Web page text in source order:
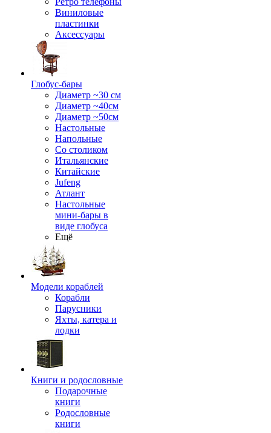
Виниловые
пластинки
Аксессуары
Глобус-бары
Диаметр ~30 см
Диаметр ~40см
Диаметр ~50см
Настольные
Напольные
Со столиком
Итальянские
Китайские
Jufeng
Атлант
Настольные
мини-бары в
виде глобуса
Ещё
Модели кораблей
Корабли
Парусники
Яхты, катера и
лодки
Книги и родословные
Подарочные
книги
Родословные
книги